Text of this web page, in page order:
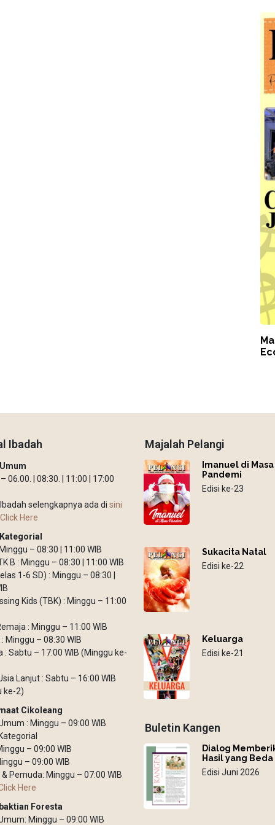
Ibadah
06.00. | 08:30. | 11:00 | 17:00
selengkapnya ada di sini
Click Here
– 08:30 | 11:00 WIB
B : Minggu – 08:30 | 11:00 WIB
1-6 SD) : Minggu – 08:30 |
Kids (TBK) : Minggu – 11:00
: Minggu – 11:00 WIB
Minggu – 08:30 WIB
: Sabtu – 17:00 WIB (Minggu ke-
Lanjut : Sabtu – 16:00 WIB
ke-2)
Cikoleang
: Minggu – 09:00 WIB
– 09:00 WIB
– 09:00 WIB
Pemuda: Minggu – 07:00 WIB
Here
Foresta
Minggu – 09:00 WIB
Majalah Pelangi
Imanuel di Masa
Pandemi
Edisi ke-23
Sukacita Natal
Edisi ke-22
Keluarga
Edisi ke-21
Buletin Kangen
Dialog
Hasil yang Beda
Edisi Juni 2026